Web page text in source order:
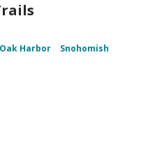
Oak Harbor Snohomish